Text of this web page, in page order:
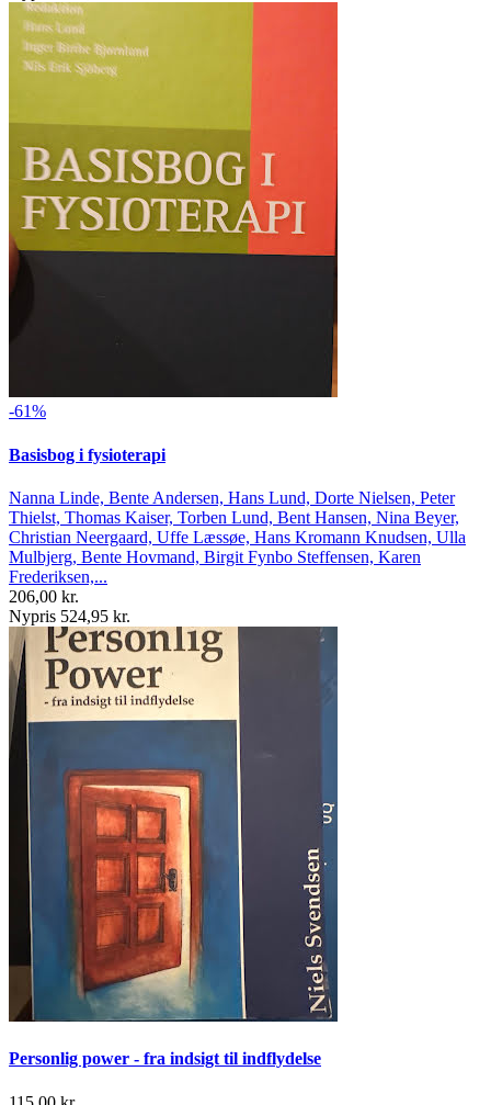
-61%
Basisbog i fysioterapi
Nanna Linde, Bente Andersen, Hans Lund, Dorte Nielsen, Peter
Thielst, Thomas Kaiser, Torben Lund, Bent Hansen, Nina Beyer,
Christian Neergaard, Uffe Læssøe, Hans Kromann Knudsen, Ulla
Mulbjerg, Bente Hovmand, Birgit Fynbo Steffensen, Karen
Frederiksen,...
206,00 kr.
Nypris 524,95 kr.
Personlig power - fra indsigt til indflydelse